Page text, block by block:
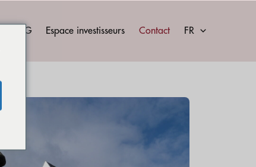
ESG Espace investisseurs Contact FR